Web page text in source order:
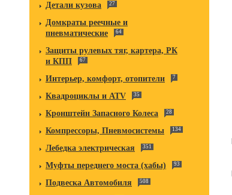
Детали кузова 27
Домкраты реечные и
пневматические
64
Защиты рулевых тяг, картера, РК
и КПП
67
Интерьер, комфорт, отопители 7
Квадроциклы и ATV 35
Кронштейн Запасного Колеса 28
Компрессоры, Пневмосистемы 134
Лебедка электрическая 351
Муфты переднего моста (хабы) 93
Подвеска Автомобиля 508